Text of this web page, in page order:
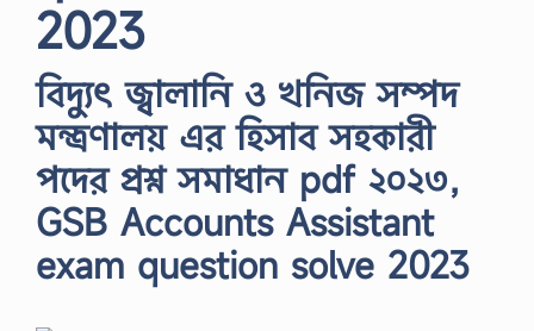
2023
বিদ্যুৎ জ্বালানি ও খনিজ সম্পদ
মন্ত্রণালয় এর হিসাব সহকারী
পদের প্রশ্ন সমাধান pdf ২০২৩,
GSB Accounts Assistant
exam question solve 2023